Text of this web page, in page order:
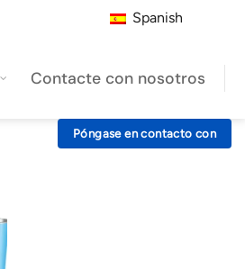
Spanish
Contacte con nosotros
Póngase en contacto con